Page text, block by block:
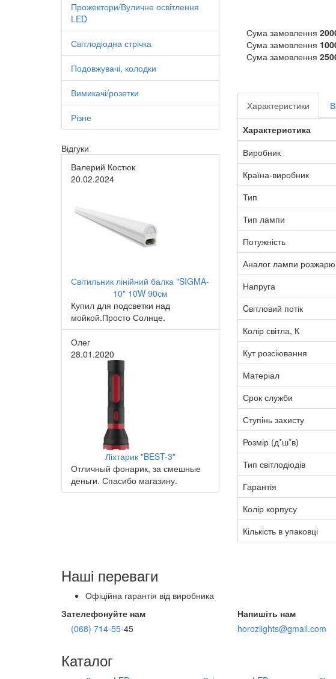
Прожектори/Вуличне освітлення
LED
Світлодіодна стрічка
Подовжувачі, колодки
Вимикачі/розетки
Різне
Відгуки
Валерий Костюк
20.02.2024
Світильник лінійний балка "SIGMA-
10" 10W 90см
Купил для подсветки над
мойкой.Просто Солнце.
Олег
28.01.2020
Ліхтарик "BEST-3"
Отличный фонарик, за смешные
деньги. Спасибо магазину.
Сума замовлення
Сума замовлення
Сума замовлення
Характеристики
Характеристика
Виробник
Країна-виробник
Тип
Тип лампи
Потужність
Аналог лампи
Напруга
Cвітловий потік
Колір світла, К
Кут розсіювання
Матеріал
Срок служби
Ступінь захисту
Розмір (д*ш*в)
Тип світлодіодів
Гарантія
Колір корпусу
Кількість в упаковці
Наші переваги
Офіційна гарантія від виробника
Зателефонуйте нам
(068) 714-55-45
Напишіть нам
horozlights@gmail.com
Каталог